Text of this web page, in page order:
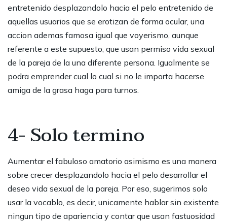
entretenido desplazandolo hacia el pelo entretenido de
aquellas usuarios que se erotizan de forma ocular, una
accion ademas famosa igual que voyerismo, aunque
referente a este supuesto, que usan permiso vida sexual
de la pareja de la una diferente persona. Igualmente se
podra emprender cual lo cual si no le importa hacerse
amiga de la grasa haga para turnos.
4- Solo termino
Aumentar el fabuloso amatorio asimismo es una manera
sobre crecer desplazandolo hacia el pelo desarrollar el
deseo vida sexual de la pareja. Por eso, sugerimos solo
usar la vocablo, es decir, unicamente hablar sin existente
ningun tipo de apariencia y contar que usan fastuosidad